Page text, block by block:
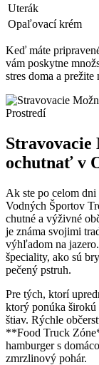
Uterák
Opaľovací krém
Keď máte
vám poskytne
stres doma a
Stravovacie
ochutnať v⁣
Ak ⁢ste ​po celom
Vodných⁣ Športov
chutné a‌ výživné
je známa svojimi
výhľadom ⁢na
špeciality, ako sú
pečený pstruh.
‌Pre tých,⁣ ktorí
ktorý ponúka širokú
‌štiav. ⁣Rýchle⁤
**Food Truck
hamburger⁢ s
zmrzlinový ⁤pohár.